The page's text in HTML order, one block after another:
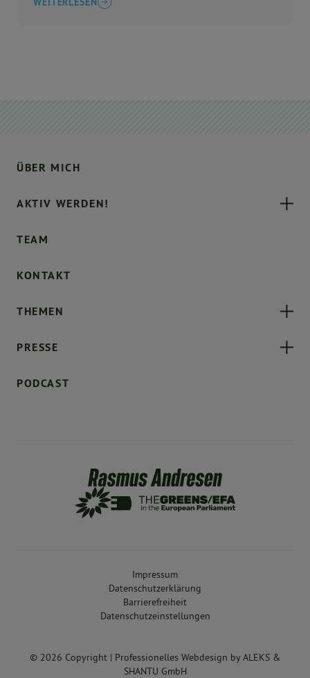
ÜBER MICH
AKTIV WERDEN!
TEAM
KONTAKT
THEMEN
PRESSE
PODCAST
© 2026 Copyright | Professionelles Webdesign byALEKS &
SHANTU GmbH
Impressum
Datenschutzerklärung
Barrierefreiheit
Datenschutzeinstellungen